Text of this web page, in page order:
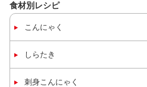
食材別レシピ
こんにゃく
しらたき
刺身こんにゃく